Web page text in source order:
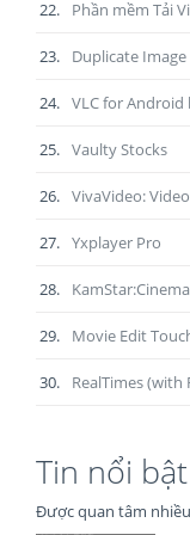
22. Phần mềm Tải
23. Duplicate
24. VLC for Android
25. Vaulty Stocks
26. VivaVideo:
27. Yxplayer Pro
28.
29. Movie Edit
30. RealTimes (with
Tin nổi bật
Được quan tâm